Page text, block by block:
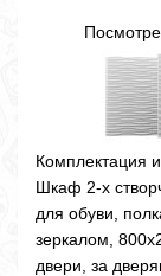
Комплектация
Шкаф 2-х
для обуви,
зеркалом,
двери, за